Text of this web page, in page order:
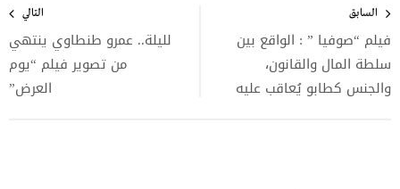
المقالات
السابق
فيلم “صوفيا ” : الواقع بين
سلطة المال والقانون،
والجنس كطابو يُعاقب عليه
التالي
لليلة.. عمرو طنطاوي ينتهي
من تصوير فيلم “يوم
العرض”